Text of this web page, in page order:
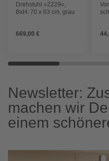
Drehstuhl »2229«,
BxH: 70 x 63 cm, grau
669,00 €
Newsletter:
machen wir
einem